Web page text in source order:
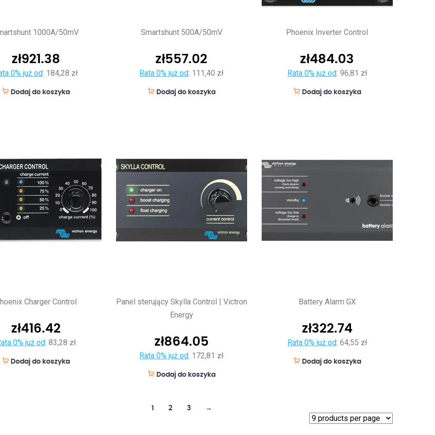
1000A/50mV
zł921.38
0% już od: 184,28 zł
Dodaj do koszyka
Smartshunt 500A/50mV
zł557.02
Rata 0% już od: 111,40 zł
Dodaj do koszyka
Phoenix Inverter Control
zł484.03
Rata 0% już od: 96,81 zł
Dodaj do koszyka
Charger Control
zł416.42
0% już od: 83,28 zł
Dodaj do koszyka
Panel sterujący Skylla Control | Victron
Energy
zł864.05
Rata 0% już od: 172,81 zł
Dodaj do koszyka
Battery Alarm GX
zł322.74
Rata 0% już od: 64,55 zł
Dodaj do koszyka
1 2 3 →